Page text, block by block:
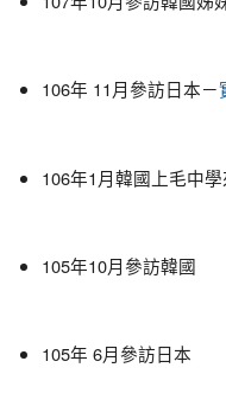
106年 11月參訪日本－
106年1月韓國上毛中
105年10月參訪韓國
105年 6月參訪日本